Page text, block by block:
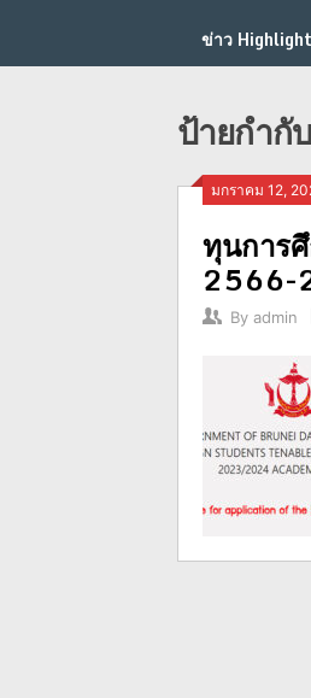
ข่าว Highlight
ป้ายกำกั
มกราคม 12,
ทุนการ
2566-
By admin